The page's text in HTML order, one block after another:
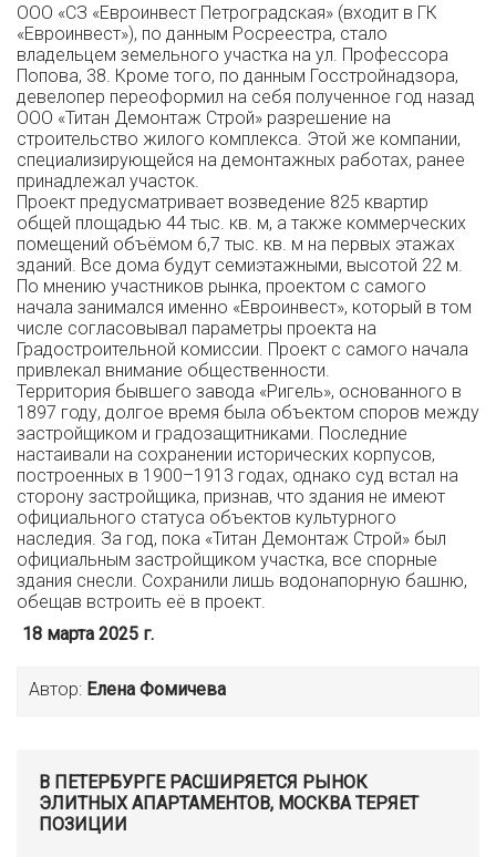
ООО «СЗ «Евроинвест Петроградская» (входит в ГК
«Евроинвест»), по данным Росреестра, стало
владельцем земельного участка на ул. Профессора
Попова, 38. Кроме того, по данным Госстройнадзора,
девелопер переоформил на себя полученное год назад
ООО «Титан Демонтаж Строй» разрешение на
строительство жилого комплекса. Этой же компании,
специализирующейся на демонтажных работах, ранее
принадлежал участок.
Проект предусматривает возведение 825 квартир
общей площадью 44 тыс. кв. м, а также коммерческих
помещений объёмом 6,7 тыс. кв. м на первых этажах
зданий. Все дома будут семиэтажными, высотой 22 м.
По мнению участников рынка, проектом с самого
начала занимался именно «Евроинвест», который в том
числе согласовывал параметры проекта на
Градостроительной комиссии. Проект с самого начала
привлекал внимание общественности.
Территория бывшего завода «Ригель», основанного в
1897 году, долгое время была объектом споров между
застройщиком и градозащитниками. Последние
настаивали на сохранении исторических корпусов,
построенных в 1900–1913 годах, однако суд встал на
сторону застройщика, признав, что здания не имеют
официального статуса объектов культурного
наследия. За год, пока «Титан Демонтаж Строй» был
официальным застройщиком участка, все спорные
здания снесли. Сохранили лишь водонапорную башню,
обещав встроить её в проект.
18 марта 2025 г.
Автор: Елена Фомичева
В ПЕТЕРБУРГЕ РАСШИРЯЕТСЯ РЫНОК
ЭЛИТНЫХ АПАРТАМЕНТОВ, МОСКВА ТЕРЯЕТ
ПОЗИЦИИ